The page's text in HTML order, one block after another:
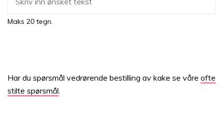
Maks 20 tegn.
Har du spørsmål vedrørende bestilling av kake se våre ofte
stilte spørsmål